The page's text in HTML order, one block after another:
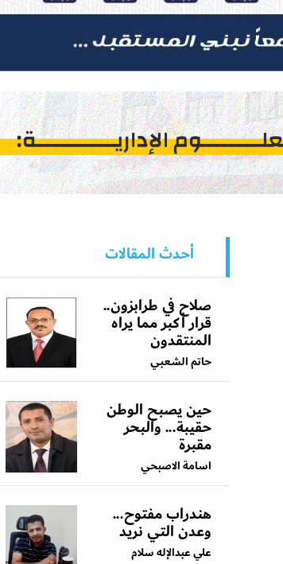
أحدث المقالات
صلاح في طرابزون..
قرار أكبر مما يراه
المنتقدون
حاتم الشعبي
حين يصبح الوطن
حقيبة... والبحر
مقبرة
اسامة الاصبحي
هندراب مفتوح...
وعدن التي نريد
علي عبدالإله سلام